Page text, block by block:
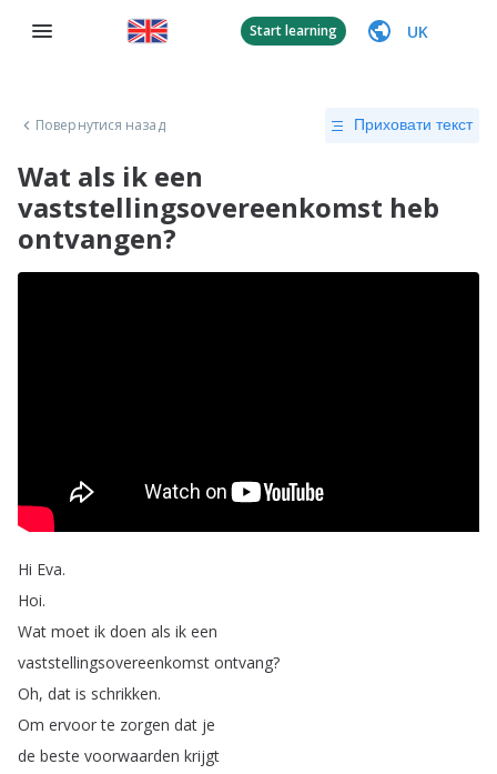
Start learning UK
Повернутися назад Приховати текст
Wat als ik een
vaststellingsovereenkomst heb
ontvangen?
Hi Eva.
Hoi.
Wat moet ik doen als ik een
vaststellingsovereenkomst ontvang?
Oh, dat is schrikken.
Om ervoor te zorgen dat je
de beste voorwaarden krijgt